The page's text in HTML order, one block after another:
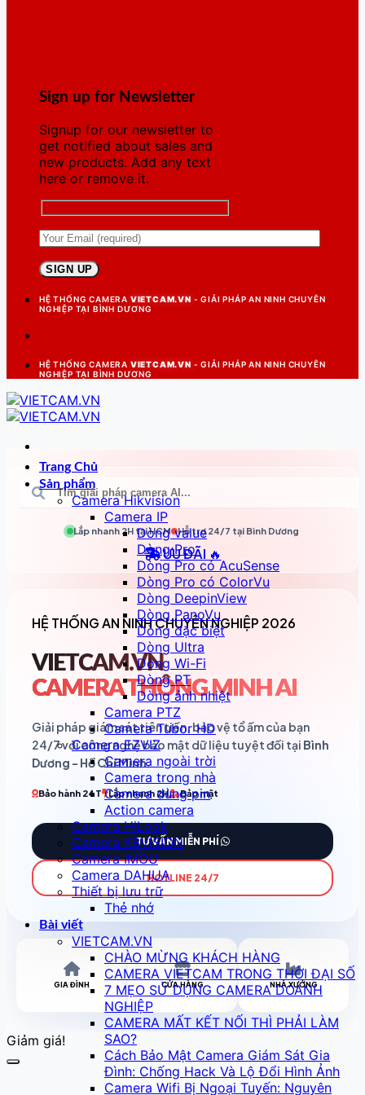
Sign up for Newsletter
Signup for our newsletter to
get notified about sales and
new products. Add any text
here or remove it.
HỆ THỐNG CAMERA VIETCAM.VN - GIẢI PHÁP AN NINH CHUYÊN
NGHIỆP TẠI BÌNH DƯƠNG
HỆ THỐNG CAMERA VIETCAM.VN - GIẢI PHÁP AN NINH CHUYÊN
NGHIỆP TẠI BÌNH DƯƠNG
Trang Chủ
Sản phẩm
Camera Hikvision
Camera IP
Dòng value
Dòng Pro
Dòng Pro có AcuSense
Dòng Pro có ColorVu
Dòng DeepinView
Dòng PanoVu
Dòng đặc biệt
Dòng Ultra
Dòng Wi-Fi
Dòng PT
Dòng ảnh nhiệt
Camera PTZ
Camera Tubor HD
Camera EZVIZ
Camera ngoài trời
Camera trong nhà
Camera dùng pin
Action camera
Camera HiLook
Camera KBVISION
Camera IMOU
Camera DAHUA
Thiết bị lưu trữ
Thẻ nhớ
Bài viết
VIETCAM.VN
CHÀO MỪNG KHÁCH HÀNG
CAMERA VIETCAM TRONG THỜI ĐẠI SỐ
7 MẸO SỬ DỤNG CAMERA DOANH
NGHIỆP
CAMERA MẤT KẾT NỐI THÌ PHẢI LÀM
SAO?
Cách Bảo Mật Camera Giám Sát Gia
Đình: Chống Hack Và Lộ Đổi Hình Ảnh
Camera Wifi Bị Ngoại Tuyến: Nguyên
Lắp nhanh 2H tạiHCM Hỗ trợ 24/7 tại Bình Dương
ƯU ĐÃI 🔥
HỆ THỐNG AN NINH CHUYÊN NGHIỆP 2026
VIETCAM.VN
CAMERA THÔNG MINH AI
Giải pháp giám sát tiên tiến, bảo vệ tổ ấm của bạn
24/7 với công nghệ bảo mật dữ liệu tuyệt đối tại Bình
Dương - Hồ Chí Minh.
Bảo hành 24T Lắp nhanh 2H Bảo mật
TƯ VẤN MIỄN PHÍ
HOTLINE 24/7
GIA ĐÌNH CỬA HÀNG NHÀ XƯỞNG
Giảm giá!